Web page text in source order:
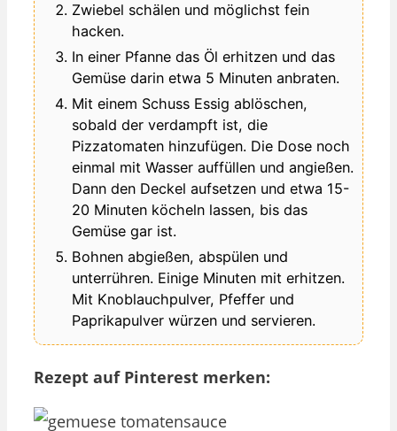
Zwiebel schälen und möglichst fein
hacken.
In einer Pfanne das Öl erhitzen und das
Gemüse darin etwa 5 Minuten anbraten.
Mit einem Schuss Essig ablöschen,
sobald der verdampft ist, die
Pizzatomaten hinzufügen. Die Dose noch
einmal mit Wasser auffüllen und angießen.
Dann den Deckel aufsetzen und etwa 15-
20 Minuten köcheln lassen, bis das
Gemüse gar ist.
Bohnen abgießen, abspülen und
unterrühren. Einige Minuten mit erhitzen.
Mit Knoblauchpulver, Pfeffer und
Paprikapulver würzen und servieren.
Rezept auf Pinterest merken: